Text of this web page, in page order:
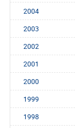
2004
2003
2002
2001
2000
1999
1998